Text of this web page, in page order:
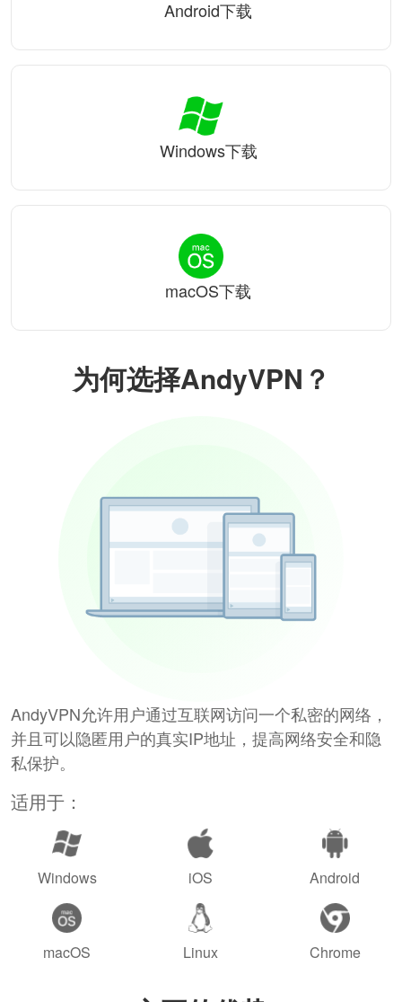
为何选择AndyVPN？
AndyVPN允许用户通过互联网访问一个私密的网络，
并且可以隐匿用户的真实IP地址，提高网络安全和隐
私保护。
适用于：
Windows iOS Android
macOS Linux Chrome
Android下载
Windows下载
macOS下载